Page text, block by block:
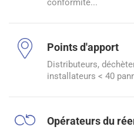
conformité...
Points d'apport
Distributeurs,
installateurs < 40
Opérateurs du